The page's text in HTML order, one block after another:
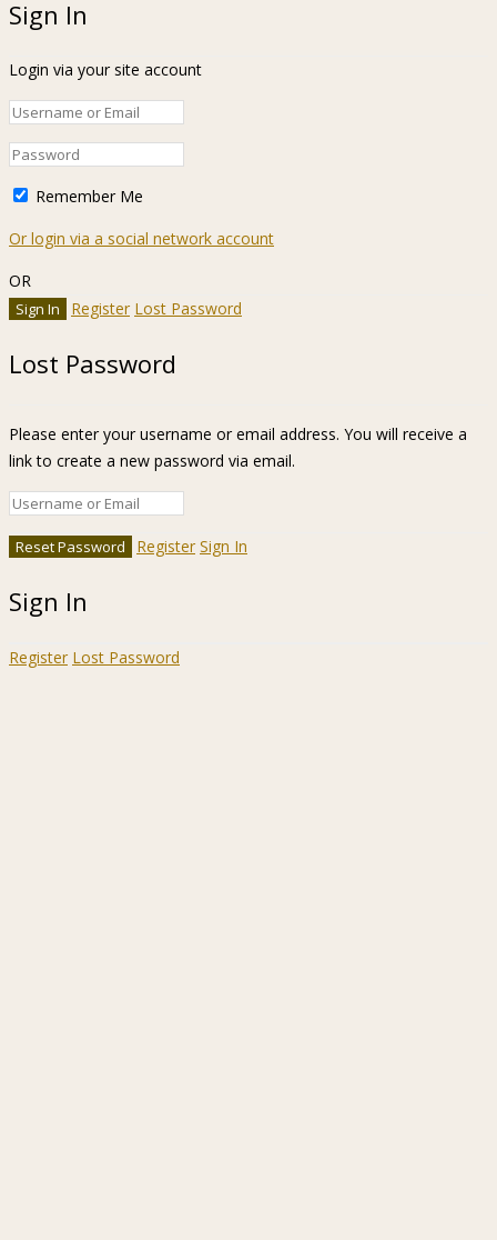
Sign In
Login via your site account
Remember Me
Or login via a social network account
OR
Register Lost Password
Lost Password
Please enter your username or email address. You will receive a
link to create a new password via email.
Register Sign In
Sign In
Register Lost Password